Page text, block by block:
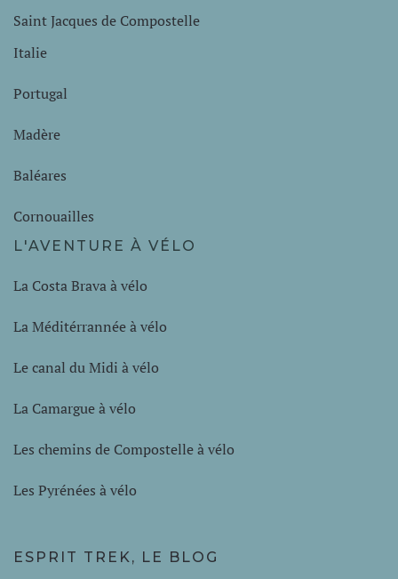
Saint Jacques de Compostelle
Italie
Portugal
Madère
Baléares
Cornouailles
L'AVENTURE À VÉLO
La Costa Brava à vélo
La Méditérrannée à vélo
Le canal du Midi à vélo
La Camargue à vélo
Les chemins de Compostelle à vélo
Les Pyrénées à vélo
ESPRIT TREK, LE BLOG